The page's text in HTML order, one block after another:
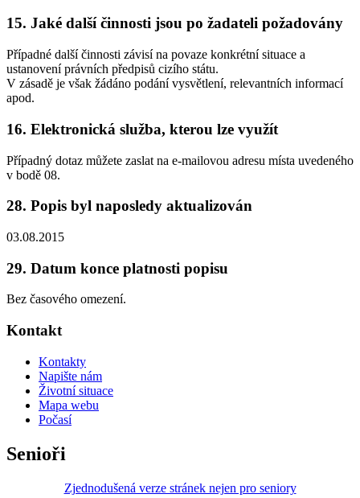
15. Jaké další činnosti jsou po žadateli požadovány
Případné další činnosti závisí na povaze konkrétní situace a
ustanovení právních předpisů cizího státu.
V zásadě je však žádáno podání vysvětlení, relevantních informací
apod.
16. Elektronická služba, kterou lze využít
Případný dotaz můžete zaslat na e-mailovou adresu místa uvedeného
v bodě 08.
28. Popis byl naposledy aktualizován
03.08.2015
29. Datum konce platnosti popisu
Bez časového omezení.
Kontakt
Kontakty
Napište nám
Životní situace
Mapa webu
Počasí
Senioři
Zjednodušená verze stránek nejen pro seniory